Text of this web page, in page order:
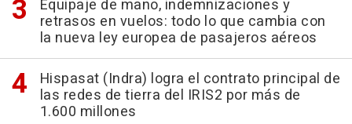
Equipaje de mano, indemnizaciones y
retrasos en vuelos: todo lo que cambia con
la nueva ley europea de pasajeros aéreos
Hispasat (Indra) logra el contrato principal de
las redes de tierra del IRIS2 por más de
1.600 millones